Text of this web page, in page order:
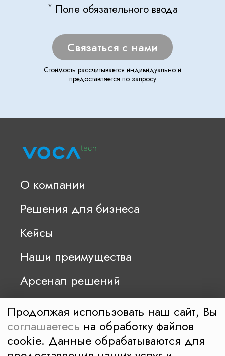
Продолжая использовать наш сайт, Вы
соглашаетесь на обработку файлов
cookie. Данные обрабатываются для
* Поле обязательного ввода
Cвязаться с нами
Стоимость рассчитывается индивидуально и
предоставляется по запросу
О компании
Решения для бизнеса
Кейсы
Наши преимущества
Арсенал решений
Компания разработчик собственного
ПО для анализа речи сотрудников
и производитель оборудования для записи
© 2026 ООО «Вока-Тек»